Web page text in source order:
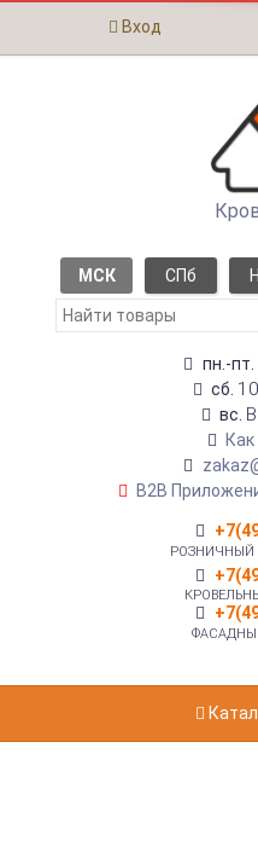
Вход
МСК СПб
пн.-пт.
сб.
вс.
B2B
РОЗНИЧНЫЙ